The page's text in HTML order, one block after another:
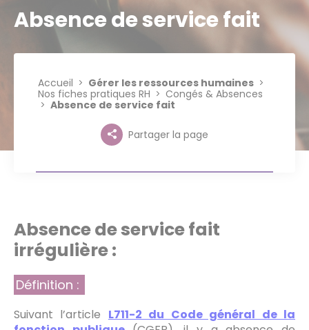
Absence de service fait
Accueil
Gérer les ressources humaines
Nos fiches pratiques RH
Congés & Absences
Absence de service fait
Partager la page
Absence de service fait
irrégulière :
Définition :
Suivant l’article L711-2 du Code général de la